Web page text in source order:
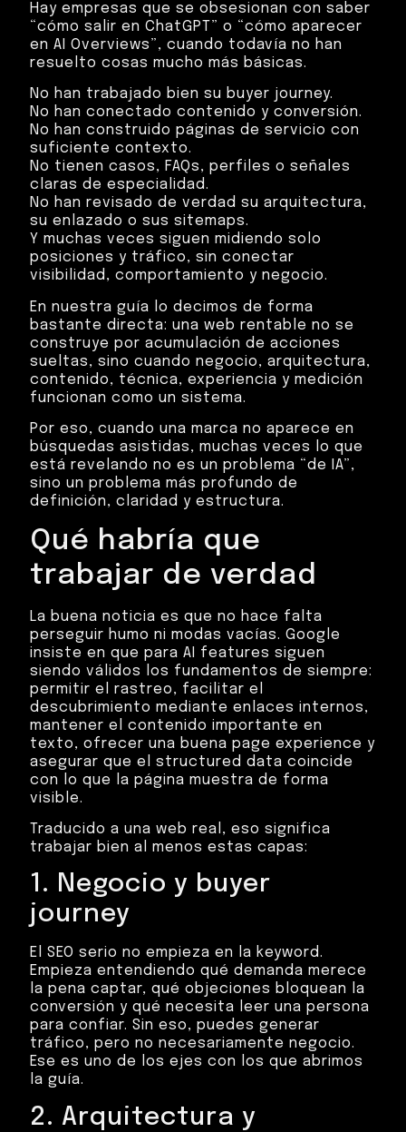
Hay empresas que se obsesionan con saber
“cómo salir en ChatGPT” o “cómo aparecer
en AI Overviews”, cuando todavía no han
resuelto cosas mucho más básicas.
No han trabajado bien su buyer journey.
No han conectado contenido y conversión.
No han construido páginas de servicio con
suficiente contexto.
No tienen casos, FAQs, perfiles o señales
claras de especialidad.
No han revisado de verdad su arquitectura,
su enlazado o sus sitemaps.
Y muchas veces siguen midiendo solo
posiciones y tráfico, sin conectar
visibilidad, comportamiento y negocio.
En nuestra guía lo decimos de forma
bastante directa: una web rentable no se
construye por acumulación de acciones
sueltas, sino cuando negocio, arquitectura,
contenido, técnica, experiencia y medición
funcionan como un sistema.
Por eso, cuando una marca no aparece en
búsquedas asistidas, muchas veces lo que
está revelando no es un problema “de IA”,
sino un problema más profundo de
definición, claridad y estructura.
Qué habría que
trabajar de verdad
La buena noticia es que no hace falta
perseguir humo ni modas vacías. Google
insiste en que para AI features siguen
siendo válidos los fundamentos de siempre:
permitir el rastreo, facilitar el
descubrimiento mediante enlaces internos,
mantener el contenido importante en
texto, ofrecer una buena page experience y
asegurar que el structured data coincide
con lo que la página muestra de forma
visible.
Traducido a una web real, eso significa
trabajar bien al menos estas capas:
1. Negocio y buyer
journey
El SEO serio no empieza en la keyword.
Empieza entendiendo qué demanda merece
la pena captar, qué objeciones bloquean la
conversión y qué necesita leer una persona
para confiar. Sin eso, puedes generar
tráfico, pero no necesariamente negocio.
Ese es uno de los ejes con los que abrimos
la guía.
2. Arquitectura y